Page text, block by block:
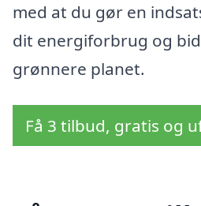
med at du gør en
dit energiforbrug og
grønnere planet.
Få 3 tilbud, gratis og